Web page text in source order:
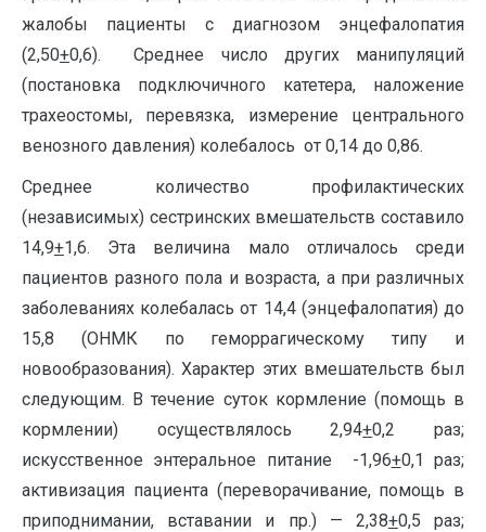
жалобы пациенты с диагнозом энцефалопатия
(2,50+0,6). Среднее число других манипуляций
(постановка подключичного катетера, наложение
трахеостомы, перевязка, измерение центрального
венозного давления) колебалось от 0,14 до 0,86.
Среднее количество профилактических
(независимых) сестринских вмешательств составило
14,9+1,6. Эта величина мало отличалось среди
пациентов разного пола и возраста, а при различных
заболеваниях колебалась от 14,4 (энцефалопатия) до
15,8 (ОНМК по геморрагическому типу и
новообразования). Характер этих вмешательств был
следующим. В течение суток кормление (помощь в
кормлении) осуществлялось 2,94+0,2 раз;
искусственное энтеральное питание -1,96+0,1 раз;
активизация пациента (переворачивание, помощь в
приподнимании, вставании и пр.) — 2,38+0,5 раз;